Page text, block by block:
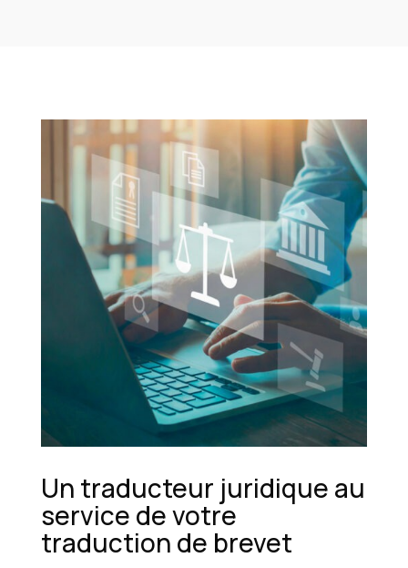
Un traducteur juridique au
service de votre
traduction de brevet